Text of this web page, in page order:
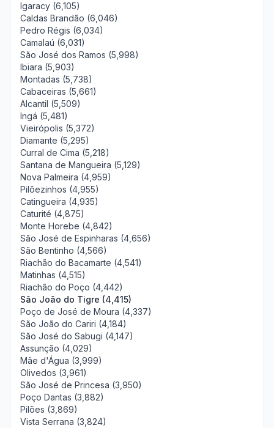
Igaracy (6,105)
Caldas Brandão (6,046)
Pedro Régis (6,034)
Camalaú (6,031)
São José dos Ramos (5,998)
Ibiara (5,903)
Montadas (5,738)
Cabaceiras (5,661)
Alcantil (5,509)
Ingá (5,481)
Vieirópolis (5,372)
Diamante (5,295)
Curral de Cima (5,218)
Santana de Mangueira (5,129)
Nova Palmeira (4,959)
Pilõezinhos (4,955)
Catingueira (4,935)
Caturité (4,875)
Monte Horebe (4,842)
São José de Espinharas (4,656)
São Bentinho (4,566)
Riachão do Bacamarte (4,541)
Matinhas (4,515)
Riachão do Poço (4,442)
São João do Tigre (4,415)
Poço de José de Moura (4,337)
São João do Cariri (4,184)
São José do Sabugi (4,147)
Assunção (4,029)
Mãe d'Água (3,999)
Olivedos (3,961)
São José de Princesa (3,950)
Poço Dantas (3,882)
Pilões (3,869)
Vista Serrana (3,824)